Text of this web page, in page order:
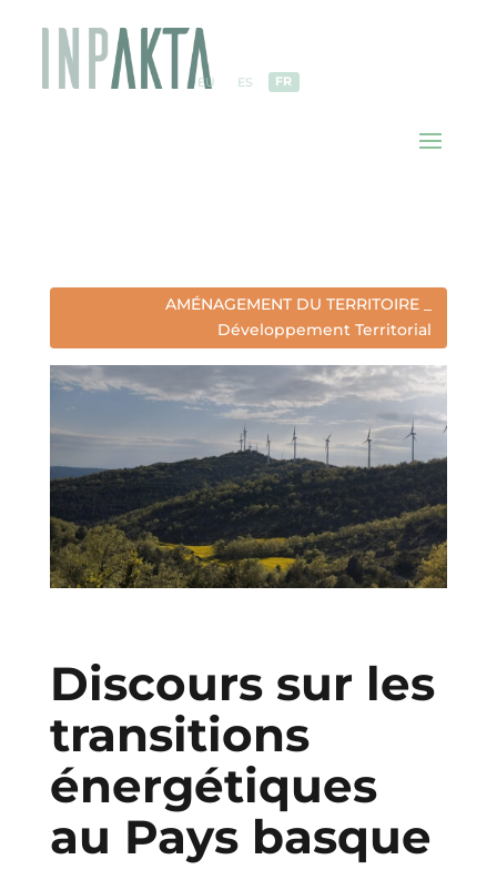
EU ES FR
AMÉNAGEMENT DU TERRITOIRE _
Développement Territorial
Discours sur les
transitions
énergétiques
au Pays basque